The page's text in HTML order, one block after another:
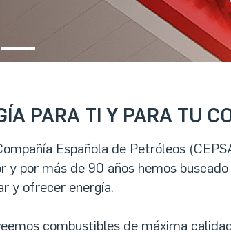
PARA TI Y PARA TU
Española de Petróleos
por más de 90 años hemos
y ofrecer energía.
combustibles de máxima